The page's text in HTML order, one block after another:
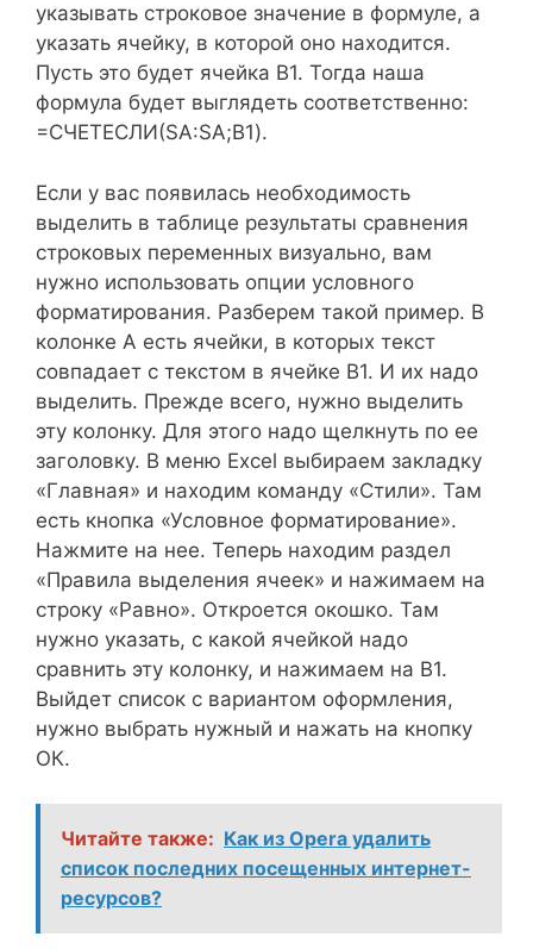
указывать строковое значение в формуле, а
указать ячейку, в которой оно находится.
Пусть это будет ячейка В1. Тогда наша
формула будет выглядеть соответственно:
=СЧЕТЕСЛИ(SA:SA;B1).
Если у вас появилась необходимость
выделить в таблице результаты сравнения
строковых переменных визуально, вам
нужно использовать опции условного
форматирования. Разберем такой пример. В
колонке А есть ячейки, в которых текст
совпадает с текстом в ячейке В1. И их надо
выделить. Прежде всего, нужно выделить
эту колонку. Для этого надо щелкнуть по ее
заголовку. В меню Excel выбираем закладку
«Главная» и находим команду «Стили». Там
есть кнопка «Условное форматирование».
Нажмите на нее. Теперь находим раздел
«Правила выделения ячеек» и нажимаем на
строку «Равно». Откроется окошко. Там
нужно указать, с какой ячейкой надо
сравнить эту колонку, и нажимаем на В1.
Выйдет список с вариантом оформления,
нужно выбрать нужный и нажать на кнопку
ОК.
Читайте также: Как из Opera удалить
список последних посещенных интернет-
ресурсов?